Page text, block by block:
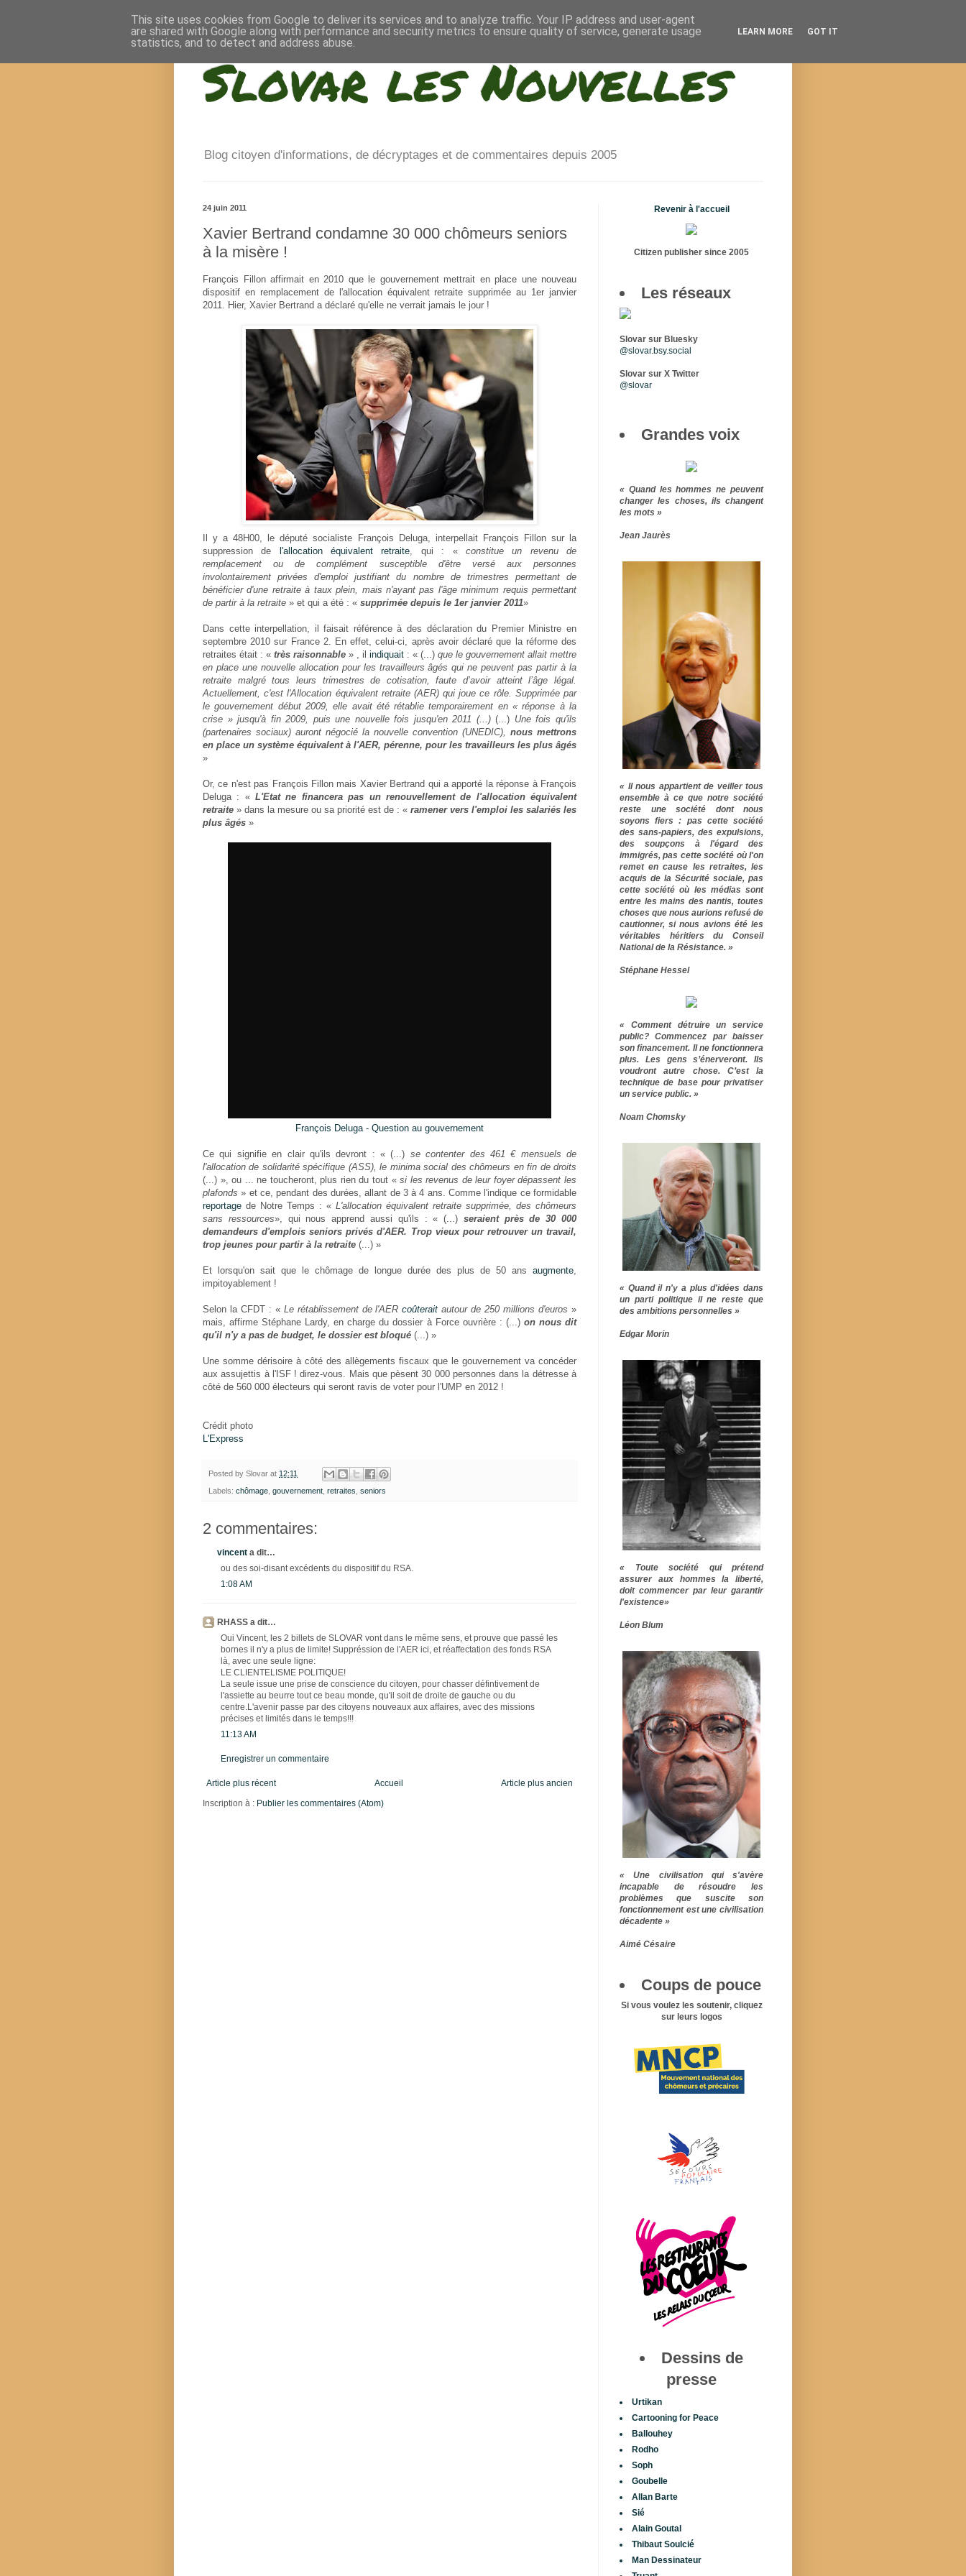
Slovar les Nouvelles
Blog citoyen d'informations, de décryptages et de commentaires depuis 2005
24 juin 2011
Xavier Bertrand condamne 30 000 chômeurs seniors
à la misère !
François Fillon affirmait en 2010 que le gouvernement mettrait en place une nouveau
dispositif en remplacement de l'allocation équivalent retraite supprimée au 1er janvier
2011. Hier, Xavier Bertrand a déclaré qu'elle ne verrait jamais le jour !
Il y a 48H00, le député socialiste François Deluga, interpellait François Fillon sur la
suppression de l'allocation équivalent retraite, qui : « constitue un revenu de
remplacement ou de complément susceptible d'être versé aux personnes
involontairement privées d'emploi justifiant du nombre de trimestres permettant de
bénéficier d'une retraite à taux plein, mais n'ayant pas l'âge minimum requis permettant
de partir à la retraite » et qui a été : « supprimée depuis le 1er janvier 2011»
Dans cette interpellation, il faisait référence à des déclaration du Premier Ministre en
septembre 2010 sur France 2. En effet, celui-ci, après avoir déclaré que la réforme des
retraites était : « très raisonnable » , il indiquait : « (...) que le gouvernement allait mettre
en place une nouvelle allocation pour les travailleurs âgés qui ne peuvent pas partir à la
retraite malgré tous leurs trimestres de cotisation, faute d’avoir atteint l’âge légal.
Actuellement, c'est l'Allocation équivalent retraite (AER) qui joue ce rôle. Supprimée par
le gouvernement début 2009, elle avait été rétablie temporairement en « réponse à la
crise » jusqu'à fin 2009, puis une nouvelle fois jusqu'en 2011 (...)(...) Une fois qu'ils
(partenaires sociaux) auront négocié la nouvelle convention (UNEDIC), nous mettrons
en place un système équivalent à l'AER, pérenne, pour les travailleurs les plus âgés
»
Or, ce n'est pas François Fillon mais Xavier Bertrand qui a apporté la réponse à François
Deluga : «L'Etat ne financera pas un renouvellement de l'allocation équivalent
retraite » dans la mesure ou sa priorité est de : « ramener vers l'emploi les salariés les
plus âgés »
François Deluga - Question au gouvernement
Ce qui signifie en clair qu'ils devront : « (...) se contenter des 461 € mensuels de
l'allocation de solidarité spécifique (ASS), le minima social des chômeurs en fin de droits
(...) », ou ... ne toucheront, plus rien du tout «si les revenus de leur foyer dépassent les
plafonds» et ce, pendant des durées, allant de 3 à 4 ans. Comme l'indique ce formidable
reportage de Notre Temps : « L'allocation équivalent retraite supprimée, des chômeurs
sans ressources», qui nous apprend aussi qu'ils : « (...) seraient près de 30 000
demandeurs d'emplois seniors privés d'AER. Trop vieux pour retrouver un travail,
trop jeunes pour partir à la retraite (...) »
Et lorsqu'on sait que le chômage de longue durée des plus de 50 ans augmente,
impitoyablement !
Selon la CFDT : « Le rétablissement de l'AERcoûterait autour de 250 millions d'euros »
mais, affirme Stéphane Lardy, en charge du dossier à Force ouvrière : (...) on nous dit
qu'il n'y a pas de budget, le dossier est bloqué (...) »
Une somme dérisoire à côté des allègements fiscaux que le gouvernement va concéder
aux assujettis à l'ISF ! direz-vous. Mais que pèsent 30 000 personnes dans la détresse à
côté de 560 000 électeurs qui seront ravis de voter pour l'UMP en 2012 !
Crédit photo
L'Express
Posted by Slovar at 12:11
Labels: chômage, gouvernement, retraites, seniors
2 commentaires:
vincent a dit…
ou des soi-disant excédents du dispositif du RSA.
1:08 AM
RHASS a dit…
Oui Vincent, les 2 billets de SLOVAR vont dans le même sens, et prouve que passé les
bornes il n'y a plus de limite! Suppréssion de l'AER ici, et réaffectation des fonds RSA
là, avec une seule ligne:
LE CLIENTELISME POLITIQUE!
La seule issue une prise de conscience du citoyen, pour chasser défintivement de
l'assiette au beurre tout ce beau monde, qu'il soit de droite de gauche ou du
centre.L'avenir passe par des citoyens nouveaux aux affaires, avec des missions
précises et limités dans le temps!!!
11:13 AM
Enregistrer un commentaire
Article plus récent Article plus ancien
Accueil
Inscription à : Publier les commentaires (Atom)
Revenir à l'accueil
Citizen publisher since 2005
Les réseaux
Slovar sur Bluesky
@slovar.bsy.social
Slovar sur X Twitter
@slovar
Grandes voix
« Quand les hommes ne peuvent
changer les choses, ils changent
les mots »
Jean Jaurès
« Il nous appartient de veiller tous
ensemble à ce que notre société
reste une société dont nous
soyons fiers : pas cette société
des sans-papiers, des expulsions,
des soupçons à l'égard des
immigrés, pas cette société où l'on
remet en cause les retraites, les
acquis de la Sécurité sociale, pas
cette société où les médias sont
entre les mains des nantis, toutes
choses que nous aurions refusé de
cautionner, si nous avions été les
véritables héritiers du Conseil
National de la Résistance. »
Stéphane Hessel
« Comment détruire un service
public? Commencez par baisser
son financement. Il ne fonctionnera
plus. Les gens s’énerveront. Ils
voudront autre chose. C’est la
technique de base pour privatiser
un service public. »
Noam Chomsky
« Quand il n'y a plus d'idées dans
un parti politique il ne reste que
des ambitions personnelles »
Edgar Morin
« Toute société qui prétend
assurer aux hommes la liberté,
doit commencer par leur garantir
l'existence»
Léon Blum
« Une civilisation qui s'avère
incapable de résoudre les
problèmes que suscite son
fonctionnement est une civilisation
décadente »
Aimé Césaire
Coups de pouce
Si vous voulez les soutenir, cliquez
sur leurs logos
Dessins de
presse
Urtikan
Cartooning for Peace
Ballouhey
Rodho
Soph
Goubelle
Allan Barte
Sié
Alain Goutal
Thibaut Soulcié
Man Dessinateur
This site uses cookies from Google to deliver its services and to analyze traffic. Your IP address and user-agent
are shared with Google along with performance and security metrics to ensure quality of service, generate usage
statistics, and to detect and address abuse.
LEARN MORE GOT IT